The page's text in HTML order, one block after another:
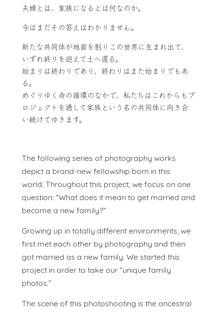
夫婦とは、家族になるとは何なのか。
今はまだその答えはわかりません。
新たな共同体が地面を割りこの世界に生まれ出て、
いずれ終りを迎えて土へ還る。
始まりは終わりであり、終わりはまた始まりでもあ
る。
めぐりゆく命の循環のなかで、私たちはこれからもプ
ロジェクトを通して家族という名の共同体に向き合
い続けてゆきます。
The following series of photography works
depict a brand-new fellowship born in this
world. Throughout this project, we focus on one
question: “What does it mean to get married and
become a new family?”
Growing up in totally different environments, we
first met each other by photography and then
got married as a new family. We started this
project in order to take our “unique family
photos.”
The scene of this photoshooting is the ancestral